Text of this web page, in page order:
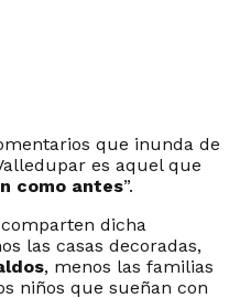
que inunda de
es aquel que
como antes”.
dicha
las casas decoradas,
, menos las familias
niños que sueñan con